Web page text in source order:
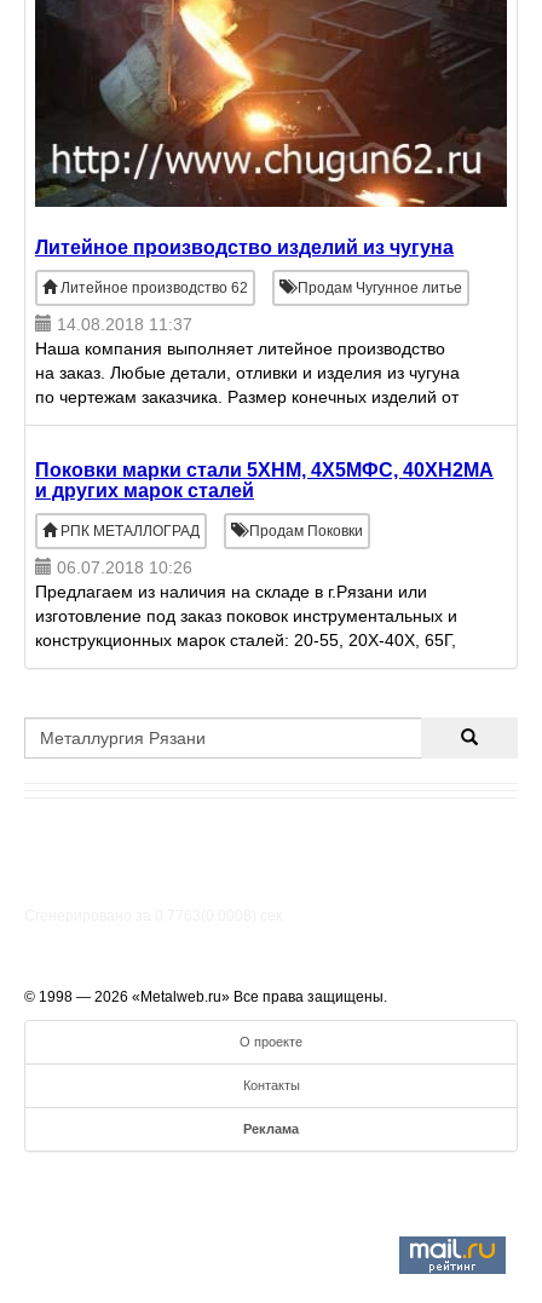
Литейное производство изделий из чугуна
Литейное производство 62 Продам Чугунное литье
14.08.2018 11:37
Наша компания выполняет литейное производство
на заказ. Любые детали, отливки и изделия из чугуна
по чертежам заказчика. Размер конечных изделий от
100 г. до 1500 кг. Также наше предприятие
Поковки марки стали 5ХНМ, 4Х5МФС, 40ХН2МА
и других марок сталей
РПК МЕТАЛЛОГРАД Продам Поковки
06.07.2018 10:26
Предлагаем из наличия на складе в г.Рязани или
изготовление под заказ поковок инструментальных и
конструкционных марок сталей: 20-55, 20Х-40Х, 65Г,
17Г1С, 09Г2С, 20ХГСА, 35ХГСА, 40ХН, 40ХМА,
© 1998 — 2026 «Metalweb.ru» Все права защищены.
О проекте
Контакты
Реклама